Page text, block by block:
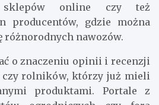
sklepów online czy też
producentów, gdzie można
różnorodnych nawozów.
o znaczeniu opinii i recenzji
rolników, którzy już mieli
produktami. Portale z